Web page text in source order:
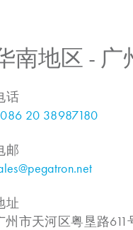
南地区 - 广
话
20 38987180
邮
址
州市天河区粤垦路